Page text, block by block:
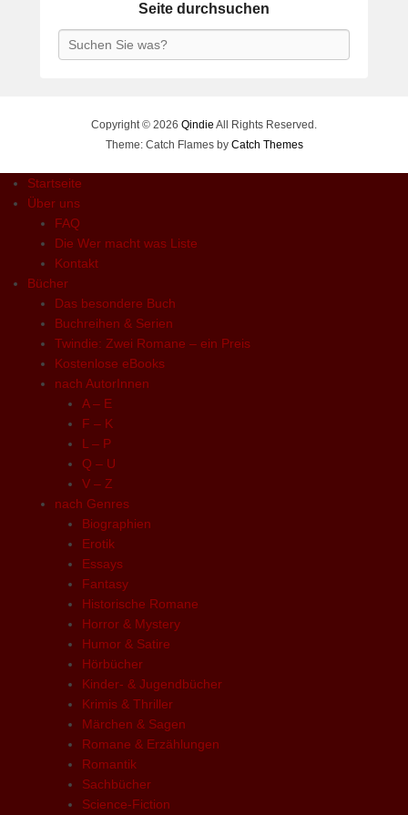
Seite durchsuchen
Search
Copyright © 2026 Qindie All Rights Reserved.
Theme: Catch Flames by Catch Themes
Startseite
Über uns
FAQ
Die Wer macht was Liste
Kontakt
Bücher
Das besondere Buch
Buchreihen & Serien
Twindie: Zwei Romane – ein Preis
Kostenlose eBooks
nach AutorInnen
A – E
F – K
L – P
Q – U
V – Z
nach Genres
Biographien
Erotik
Essays
Fantasy
Historische Romane
Horror & Mystery
Humor & Satire
Hörbücher
Kinder- & Jugendbücher
Krimis & Thriller
Märchen & Sagen
Romane & Erzählungen
Romantik
Sachbücher
Science-Fiction